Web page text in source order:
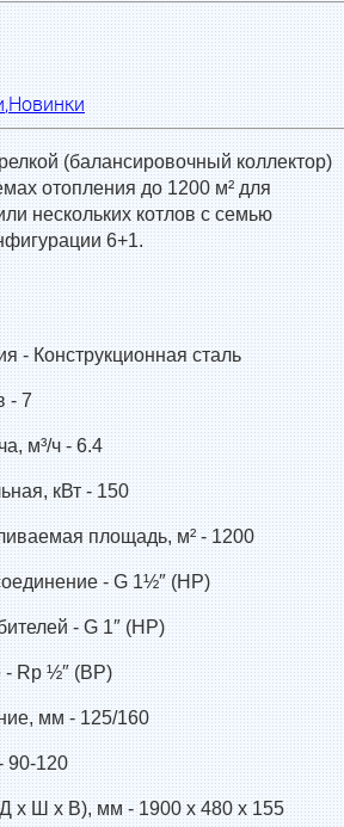
,Новинки
(балансировочный коллектор)
отопления до 1200 м² для
нескольких котлов с семью
6+1.
-Конструкционная сталь
-7
м³/ч -6.4
кВт -150
площадь, м² -1200
-G 1½″ (НР)
-G 1″ (НР)
-Rp ½″ (ВР)
мм -125/160
90-120
x Ш х В), мм -1900 x 480 x 155